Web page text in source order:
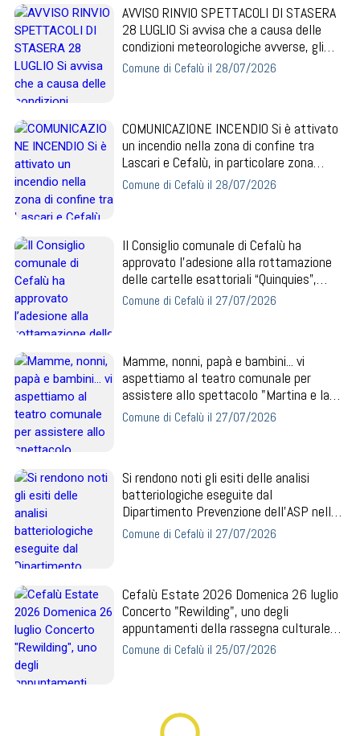
AVVISO RINVIO SPETTACOLI DI STASERA
28 LUGLIO Si avvisa che a causa delle
condizioni meteorologiche avverse, gli
spetta...
Comune di Cefalù il 28/07/2026
COMUNICAZIONE INCENDIO Si è attivato
un incendio nella zona di confine tra
Lascari e Cefalù, in particolare zona
Torret...
Comune di Cefalù il 28/07/2026
Il Consiglio comunale di Cefalù ha
approvato l’adesione alla rottamazione
delle cartelle esattoriali “Quinquies”,
ovvero...
Comune di Cefalù il 27/07/2026
Mamme, nonni, papà e bambini... vi
aspettiamo al teatro comunale per
assistere allo spettacolo "Martina e la
nuvola"
Comune di Cefalù il 27/07/2026
Si rendono noti gli esiti delle analisi
batteriologiche eseguite dal
Dipartimento Prevenzione dell’ASP nella
giornata de...
Comune di Cefalù il 27/07/2026
Cefalù Estate 2026 Domenica 26 luglio
Concerto "Rewilding", uno degli
appuntamenti della rassegna culturale
MAREA
Comune di Cefalù il 25/07/2026